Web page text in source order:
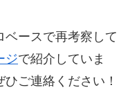
ベースで再考察して
ジで紹介していま
ご連絡ください！